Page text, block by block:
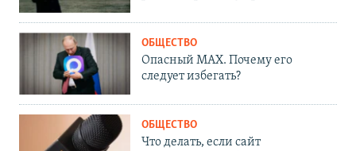
ОБЩЕСТВО
Опасный MAX. Почему его
следует избегать?
ОБЩЕСТВО
Что делать, если сайт